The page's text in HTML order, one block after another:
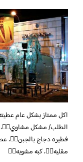
اكل ممتاز بشكل عام
الطلب/ مشكل
فطيره دجاج بالجبن👍🏻،
مقليه👎🏻، كبه مشويه👎🏻